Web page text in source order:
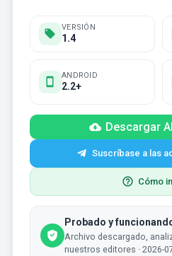
VERSIÓN
1.4
ANDROID
2.2+
Descargar
Suscríbase a las
Cómo
Probado y
Archivo descargado,
nuestros editores · 2026-